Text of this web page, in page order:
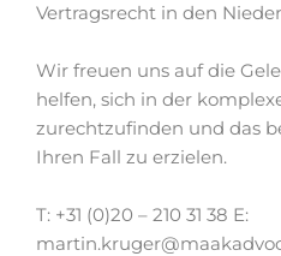
Vertragsrecht in den
Wir freuen uns auf die
helfen, sich in der
zurechtzufinden und das
Ihren Fall zu erzielen.
T: +31 (0)20 – 210 31 38 E: